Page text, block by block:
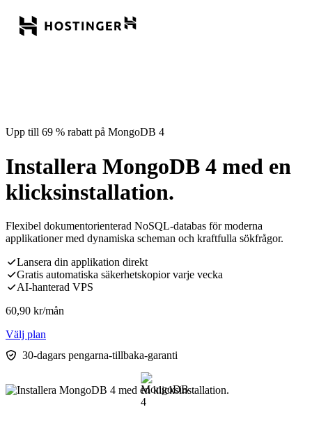
Upp till 69 % rabatt på MongoDB 4
Installera MongoDB 4 med en
klicksinstallation.
Flexibel dokumentorienterad NoSQL-databas för moderna
applikationer med dynamiska scheman och kraftfulla sökfrågor.
Lansera din applikation direkt
Gratis automatiska säkerhetskopior varje vecka
AI-hanterad VPS
60,90 kr/mån
Välj plan
30-dagars pengarna-tillbaka-garanti